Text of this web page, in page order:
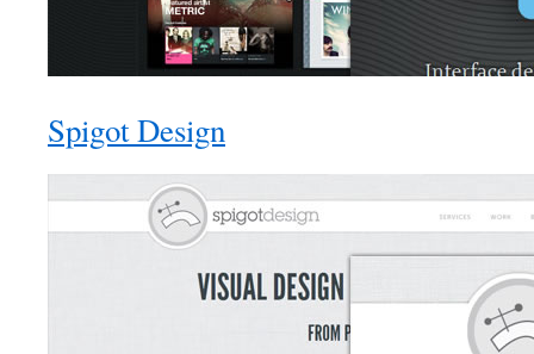
Spigot Design